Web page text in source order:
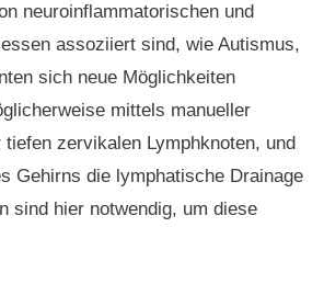
neuroinflammatorischen und
assoziiert sind, wie Autismus,
sich neue Möglichkeiten
mittels manueller
zervikalen Lymphknoten, und
Gehirns die lymphatische Drainage
sind hier notwendig, um diese